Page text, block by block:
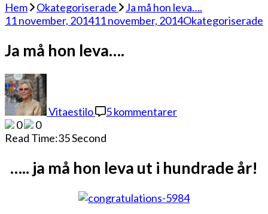
Hem Okategoriserade
Ja må hon leva….
11 november, 201411 november, 2014Okategoriserade
Ja må hon leva….
Vitaestilo 5 kommentarer
hon
0
0
Read Time:35 Second
….. ja må hon leva ut i hundrade år!